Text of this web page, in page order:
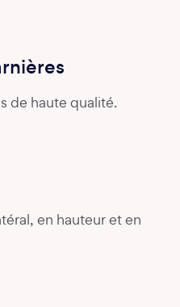
de haute qualité.
en hauteur et en